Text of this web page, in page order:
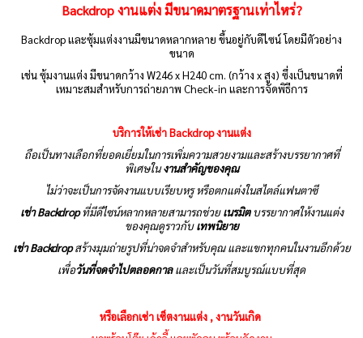
Backdrop งานแต่งมีขนาดมาตรฐานเท่าไหร่?
Backdrop และซุ้มแต่งงานมีขนาดหลากหลาย ขึ้นอยู่กับดีไซน์ โดยมีตัวอย่าง
ขนาด
เช่น ซุ้มงานแต่ง มีขนาดกว้าง W246 x H240 cm. (กว้าง x สูง) ซึ่งเป็นขนาดที่
เหมาะสมสำหรับการถ่ายภาพ Check-in และการจัดพิธีการ
บริการให้เช่า Backdrop งานแต่ง
ถือเป็นทางเลือกที่ยอดเยี่ยมในการเพิ่มความสวยงามและสร้างบรรยากาศที่
พิเศษในงานสำคัญของคุณ
ไม่ว่าจะเป็นการจัดงานแบบเรียบหรู หรือตกแต่งในสไตล์แฟนตาซี
เช่า Backdropที่มีดีไซน์หลากหลายสามารถช่วยเนรมิตบรรยากาศให้งานแต่ง
ของคุณดูราวกับเทพนิยาย
เช่า Backdropสร้างมุมถ่ายรูปที่น่าจดจำสำหรับคุณ และแขกทุกคนในงานอีกด้วย
เพื่อวันที่จดจำไปตลอดกาลและเป็นวันที่สมบูรณ์แบบที่สุด
หรือเลือกเช่า เซ็ตงานแต่ง , งานวันเกิด